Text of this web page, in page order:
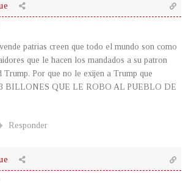
patrias creen que todo el mundo son como
que le hacen los mandados a su patron
Trump. Por que no le exijen a Trump que
BILLONES QUE LE ROBO AL PUEBLO DE
Responder